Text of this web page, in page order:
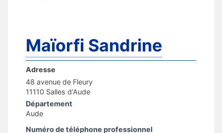
Maïorfi Sandrine
Adresse
48 avenue de Fleury
11110 Salles d'Aude
Département
Aude
Numéro de téléphone professionnel